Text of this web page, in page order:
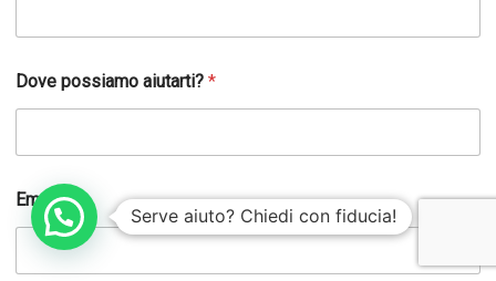
s
t
a
G
P
Dove possiamo aiutarti?*
Email
Serve aiuto? Chiedi con fiducia!